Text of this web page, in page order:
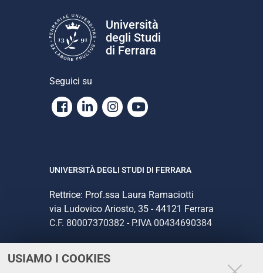
USIAMO I COOKIES
Università
degli Studi
di Ferrara
Seguici su
Facebook
LinkedinInstagram
Youtube
UNIVERSITÀ DEGLI STUDI DI FERRARA
Rettrice: Prof.ssa Laura Ramaciotti
via Ludovico Ariosto, 35 - 44121 Ferrara
C.F. 80007370382 - P.IVA 00434690384
CONTATTI